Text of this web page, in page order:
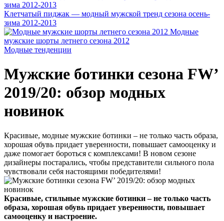
Клетчатый пиджак — модный мужской тренд сезона осень-
зима 2012-2013
Модные
мужские шорты летнего сезона 2012
Модные тенденции
Мужские ботинки сезона FW’
2019/20: обзор модных
новинок
Красивые, модные мужские ботинки – не только часть образа,
хорошая обувь придает уверенности, повышает самооценку и
даже помогает бороться с комплексами! В новом сезоне
дизайнеры постарались, чтобы представители сильного пола
чувствовали себя настоящими победителями!
Красивые, стильные мужские ботинки – не только часть
образа, хорошая обувь придает уверенности, повышает
самооценку и настроение.